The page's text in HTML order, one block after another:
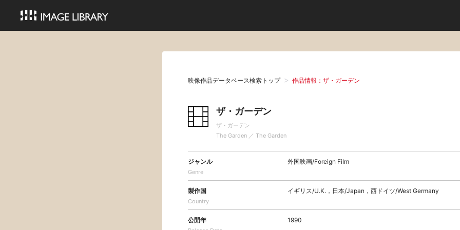
映像作品データベース検索トップ 作品情報：ザ・ガーデン
ザ・ガーデン
ザ・ガーデン
The Garden ／ The Garden
ジャンル
Genre
外国映画/Foreign Film
製作国
Country
イギリス/U.K.，日本/Japan，西ドイツ/West Germany
公開年 1990